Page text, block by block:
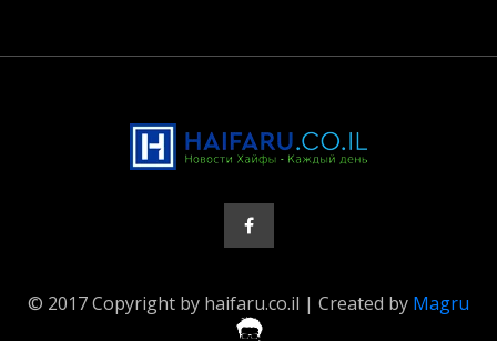
© 2017 Copyright by haifaru.co.il | Created by Magru